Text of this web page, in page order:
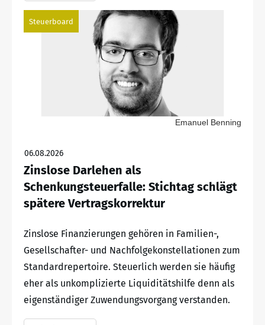
Steuerboard
Emanuel Benning
06.08.2026
Zinslose Darlehen als
Schenkungsteuerfalle: Stichtag schlägt
spätere Vertragskorrektur
Zinslose Finanzierungen gehören in Familien-,
Gesellschafter- und Nachfolgekonstellationen zum
Standardrepertoire. Steuerlich werden sie häufig
eher als unkomplizierte Liquiditätshilfe denn als
eigenständiger Zuwendungsvorgang verstanden.